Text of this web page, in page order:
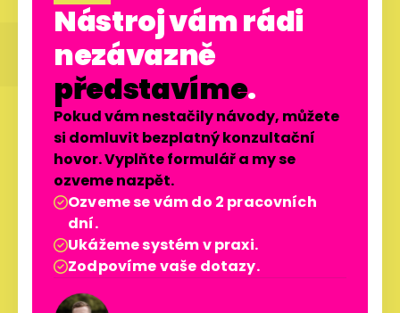
Nástroj vám rádi
nezávazně
představíme.
Pokud vám nestačily návody, můžete
si domluvit bezplatný konzultační
hovor. Vyplňte formulář a my se
ozveme nazpět.
Ozveme se vám do 2 pracovních
dní.
Ukážeme systém v praxi.
Zodpovíme vaše dotazy.